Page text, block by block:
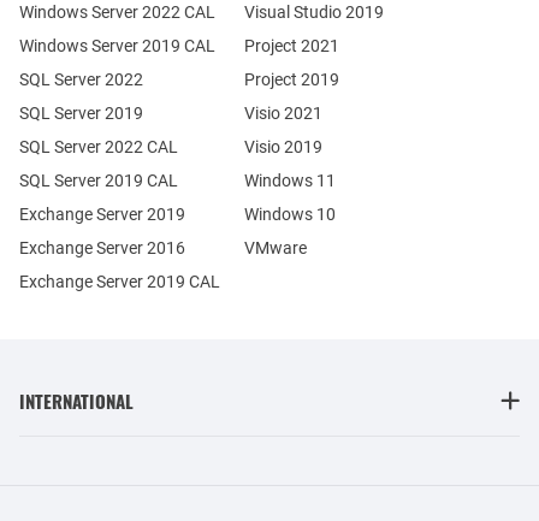
Exchange Server 2019
Exchange Server 2016
SQL Server 2022
SQL Server 2019
Windows Server 2022 CAL
Windows Server 2019 CAL
SQL Server 2022 CAL
SQL Server 2019 CAL
Exchange Server 2019 CAL
Visual Studio 2019
Project 2021
Project 2019
Visio 2021
Visio 2019
Windows 11
Windows 10
VMware
INTERNATIONAL